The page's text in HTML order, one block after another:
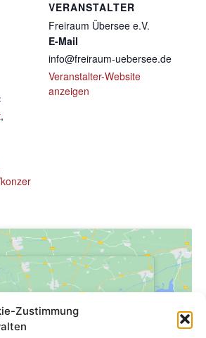
Zustimmung
,
VERANSTALTER
Freiraum Übersee e.V.
E-Mail
info@freiraum-uebersee.de
Veranstalter-Website
anzeigen
um Marketing-Cookies zu
um Marketing-Cookies zu